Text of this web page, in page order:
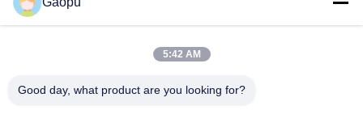
5:42 AM
Good day, what product are you looking for?